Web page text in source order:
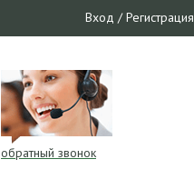
Вход /Регистрация
обратный звонок